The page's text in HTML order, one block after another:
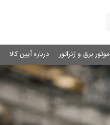
موتور برق و ژنراتور درباره آیین کالا